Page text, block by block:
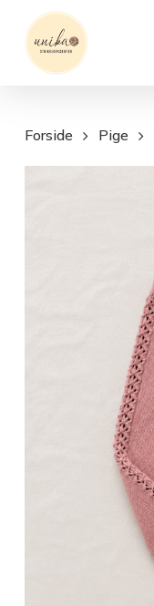
main
content
Kurv
Forside Pige